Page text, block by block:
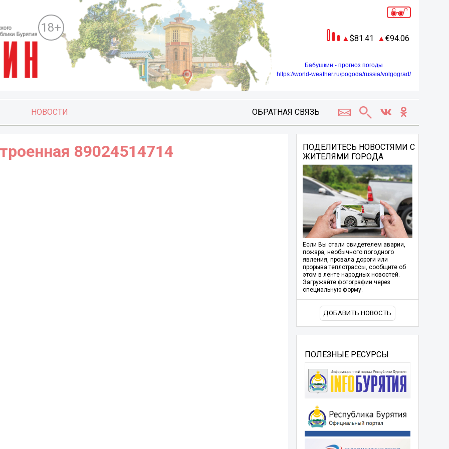
18+
81.41 94.06
Бабушкин - прогноз погоды
https://world-weather.ru/pogoda/russia/volgograd/
НОВОСТИ ОБРАТНАЯ СВЯЗЬ
89024514714
ПОДЕЛИТЕСЬ НОВОСТЯМИ С
ЖИТЕЛЯМИ ГОРОДА
Если Вы стали свидетелем аварии,
пожара, необычного погодного
явления, провала дороги или
прорыва теплотрассы, сообщите об
этом в ленте народных новостей.
Загружайте фотографии через
специальную форму.
ДОБАВИТЬ НОВОСТЬ
ПОЛЕЗНЫЕ РЕСУРСЫ